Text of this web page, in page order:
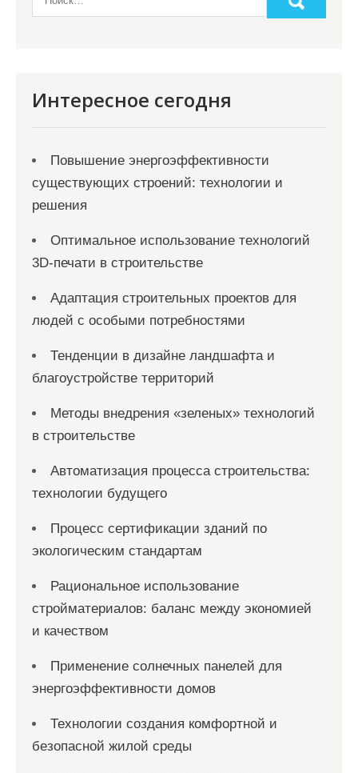
Интересное сегодня
Повышение энергоэффективности
существующих строений: технологии и
решения
Оптимальное использование технологий
3D-печати в строительстве
Адаптация строительных проектов для
людей с особыми потребностями
Тенденции в дизайне ландшафта и
благоустройстве территорий
Методы внедрения «зеленых» технологий
в строительстве
Автоматизация процесса строительства:
технологии будущего
Процесс сертификации зданий по
экологическим стандартам
Рациональное использование
стройматериалов: баланс между экономией
и качеством
Применение солнечных панелей для
энергоэффективности домов
Технологии создания комфортной и
безопасной жилой среды